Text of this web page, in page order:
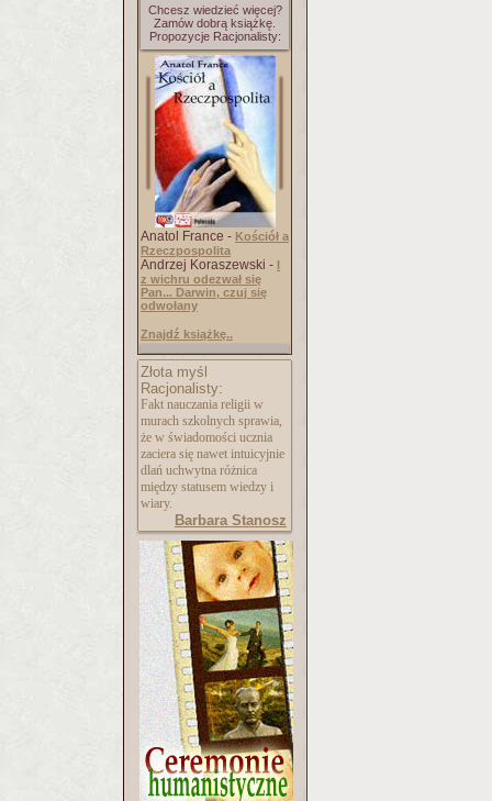
Chcesz wiedzieć więcej?
Zamów dobrą książkę.
Propozycje Racjonalisty:
Anatol France - Kościół a
Rzeczpospolita
Andrzej Koraszewski - I
z wichru odezwał się
Pan... Darwin, czuj się
odwołany
Znajdź książkę..
Złota myśl
Racjonalisty:
Fakt nauczania religii w
murach szkolnych sprawia,
że w świadomości ucznia
zaciera się nawet intuicyjnie
dlań uchwytna różnica
między statusem wiedzy i
wiary.
Barbara Stanosz